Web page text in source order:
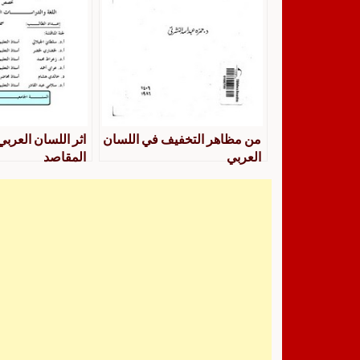
من مظاهر التخفيف في اللسان
العربي
اثر اللسان
المقاصد